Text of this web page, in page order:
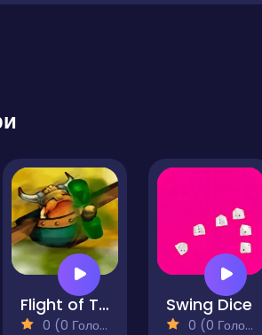
Flight of The Viking
0 (0 Голосів)
Swing Dice
0 (0 Голосів)